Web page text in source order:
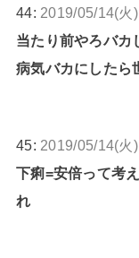
44: 2019/05/14(火
当たり前やろバカ
病気バカにしたら
45: 2019/05/14(火
下痢=安倍って考
れ